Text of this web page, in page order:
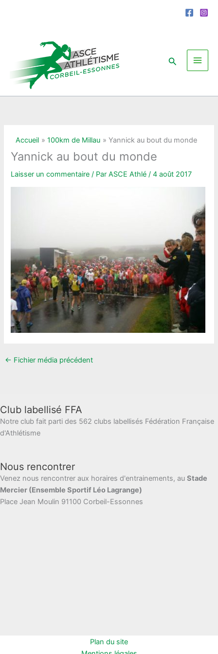
Rechercher
Accueil 100km de Millau Yannick au bout du monde
Yannick au bout du monde
Laisser un commentaire / ParASCE Athlé/4 août 2017
← Fichier média précédent
Club labellisé FFA
Notre club fait parti des 562 clubs labellisés Fédération Française
d'Athlétisme
Nous rencontrer
Venez nous rencontrer aux horaires d'entrainements, au Stade
Mercier (Ensemble Sportif Léo Lagrange)
Place Jean Moulin 91100 Corbeil-Essonnes
Plan du site